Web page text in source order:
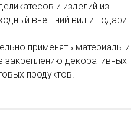
и изделий из
внешний вид и подарит
применять материалы и
декоративных
продуктов.